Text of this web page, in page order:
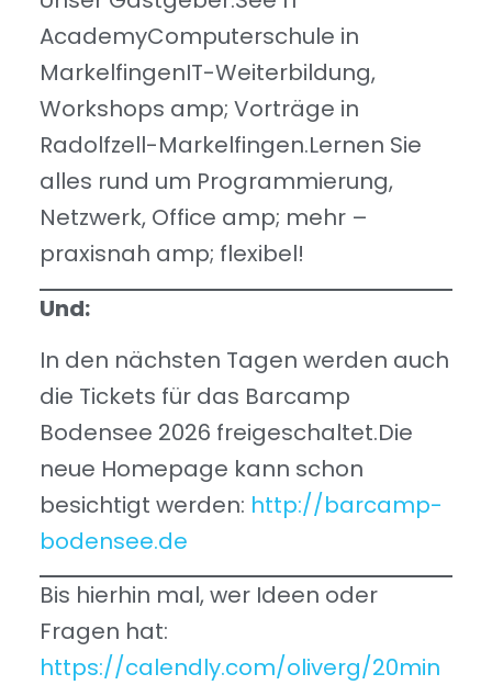
AcademyComputerschule in
MarkelfingenIT-Weiterbildung,
Workshops amp; Vorträge in
Radolfzell-Markelfingen.Lernen Sie
alles rund um Programmierung,
Netzwerk, Office amp; mehr –
praxisnah amp; flexibel!
Und:
In den nächsten Tagen werden auch
die Tickets für das Barcamp
Bodensee 2026 freigeschaltet.Die
neue Homepage kann schon
besichtigt werden: http://barcamp-
bodensee.de
Bis hierhin mal, wer Ideen oder
Fragen hat:
https://calendly.com/oliverg/20min